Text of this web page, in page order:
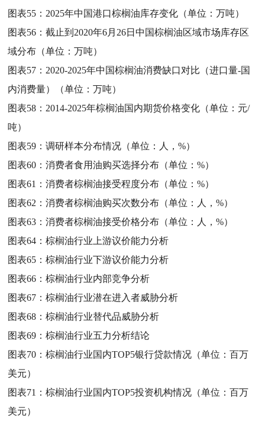
图表55： 2025年中国港口棕榈油库存变化（单位：万吨）
图表56：截止到2020年6月26日中国棕榈油区域市场库存区
域分布（单位：万吨）
图表57： 2020-2025年中国棕榈油消费缺口对比（进口量-国
内消费量）（单位：万吨）
图表58： 2014-2025年棕榈油国内期货价格变化（单位：元/
吨）
图表59：调研样本分布情况（单位：人，%）
图表60：消费者食用油购买选择分布（单位：%）
图表61：消费者棕榈油接受程度分布（单位：%）
图表62：消费者棕榈油购买次数分布（单位：人，%）
图表63：消费者棕榈油接受价格分布（单位：人，%）
图表64：棕榈油行业上游议价能力分析
图表65：棕榈油行业下游议价能力分析
图表66：棕榈油行业内部竞争分析
图表67：棕榈油行业潜在进入者威胁分析
图表68：棕榈油行业替代品威胁分析
图表69：棕榈油行业五力分析结论
图表70：棕榈油行业国内TOP5银行贷款情况（单位：百万
美元）
图表71：棕榈油行业国内TOP5投资机构情况（单位：百万
美元）